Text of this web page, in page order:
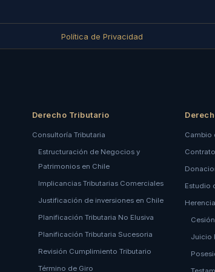
Política de Privacidad
Derecho Tributario
Consultoría Tributaria
Estructuración de Negocios y
Patrimonios en Chile
Implicancias Tributarias Comerciales
Justificación de inversiones en Chile
Planificación Tributaria No Elusiva
Planificación Tributaria Sucesoria
Revisión Cumplimiento Tributario
Término de Giro
Cambio
Estudio
Juicio